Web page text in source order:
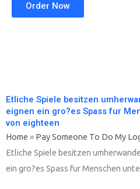
Order Now
Etliche Spiele besitzen
eignen ein gro?es Spass fur
von eighteen
Home » Pay Someone To Do My
Etliche Spiele besitzen
ein gro?es Spass fur Menschen